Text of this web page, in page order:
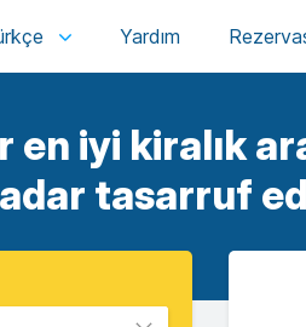
iyi kiralık
tasarruf